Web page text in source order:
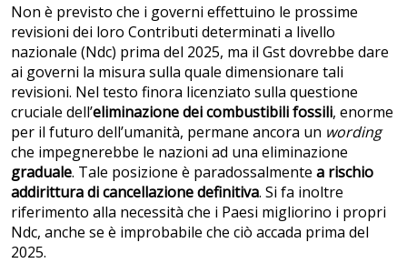
Non è previsto che i governi effettuino le prossime
revisioni dei loro Contributi determinati a livello
nazionale (Ndc) prima del 2025, ma il Gst dovrebbe dare
ai governi la misura sulla quale dimensionare tali
revisioni. Nel testo finora licenziato sulla questione
cruciale dell’eliminazione dei combustibili fossili, enorme
per il futuro dell’umanità, permane ancora un wording
che impegnerebbe le nazioni ad una eliminazione
graduale. Tale posizione è paradossalmente a rischio
addirittura di cancellazione definitiva. Si fa inoltre
riferimento alla necessità che i Paesi migliorino i propri
Ndc, anche se è improbabile che ciò accada prima del
2025.